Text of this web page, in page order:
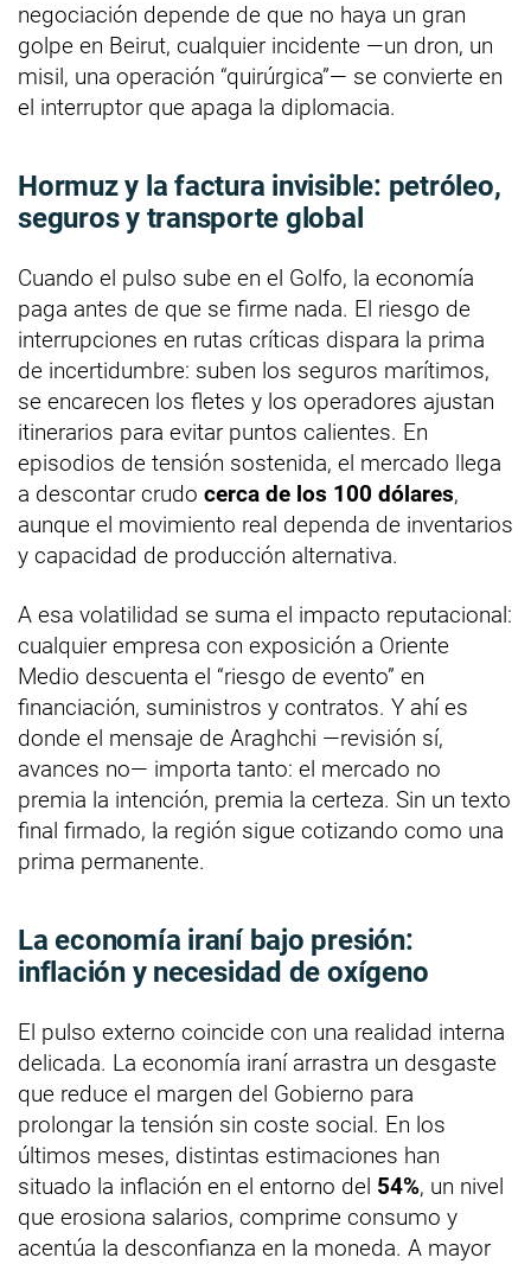
negociación depende de que no haya un gran
golpe en Beirut, cualquier incidente —un dron, un
misil, una operación “quirúrgica”— se convierte en
el interruptor que apaga la diplomacia.
Hormuz y la factura invisible: petróleo,
seguros y transporte global
Cuando el pulso sube en el Golfo, la economía
paga antes de que se firme nada. El riesgo de
interrupciones en rutas críticas dispara la prima
de incertidumbre: suben los seguros marítimos,
se encarecen los fletes y los operadores ajustan
itinerarios para evitar puntos calientes. En
episodios de tensión sostenida, el mercado llega
a descontar crudo cerca de los 100 dólares,
aunque el movimiento real dependa de inventarios
y capacidad de producción alternativa.
A esa volatilidad se suma el impacto reputacional:
cualquier empresa con exposición a Oriente
Medio descuenta el “riesgo de evento” en
financiación, suministros y contratos. Y ahí es
donde el mensaje de Araghchi —revisión sí,
avances no— importa tanto: el mercado no
premia la intención, premia la certeza. Sin un texto
final firmado, la región sigue cotizando como una
prima permanente.
La economía iraní bajo presión:
inflación y necesidad de oxígeno
El pulso externo coincide con una realidad interna
delicada. La economía iraní arrastra un desgaste
que reduce el margen del Gobierno para
prolongar la tensión sin coste social. En los
últimos meses, distintas estimaciones han
situado la inflación en el entorno del 54%, un nivel
que erosiona salarios, comprime consumo y
acentúa la desconfianza en la moneda. A mayor